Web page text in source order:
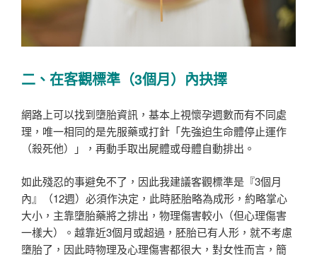
二、在客觀標準（3個月）內抉擇
網路上可以找到墮胎資訊，基本上視懷孕週數而有不同處
理，唯一相同的是先服藥或打針「先強迫生命體停止運作
（殺死他）」，再動手取出屍體或母體自動排出。
如此殘忍的事避免不了，因此我建議客觀標準是『3個月
內』（12週）必須作決定，此時胚胎略為成形，約略掌心
大小，主靠墮胎藥將之排出，物理傷害較小（但心理傷害
一樣大）。越靠近3個月或超過，胚胎已有人形，就不考慮
墮胎了，因此時物理及心理傷害都很大，對女性而言，簡